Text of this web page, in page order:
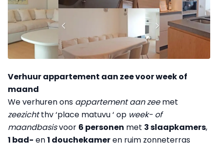
Verhuur appartement aan zee voor week of
maand
We verhuren ons appartement aan zeemet
zeezichtthv ‘place matuvu ‘ op week- of
maandbasisvoor 6 personen met 3 slaapkamers,
1 bad- en1 douchekameren ruim zonneterras